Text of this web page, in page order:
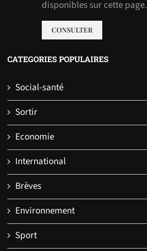
disponibles sur cette page.
CONSULTER
CATEGORIES POPULAIRES
Social-santé
Sortir
Economie
International
Brèves
Environnement
Sport